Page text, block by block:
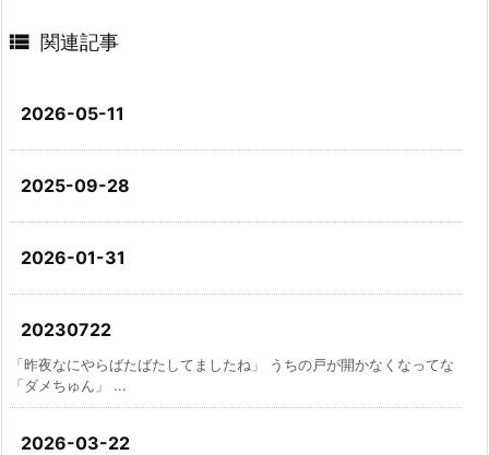
 関連記事
2026-05-11
2025-09-28
2026-01-31
20230722
「昨夜なにやらばたばたしてましたね」 うちの戸が開かなくなってな
「ダメちゅん」 ...
2026-03-22